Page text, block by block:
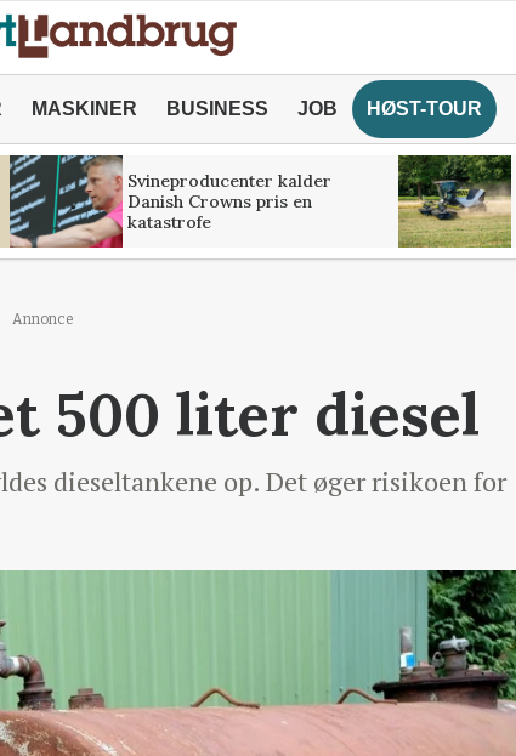
MASKINER BUSINESS JOB HØST-TOUR
Svineproducenter kalder
Danish Crowns pris en
katastrofe
Annonce
500 liter diesel
dieseltankene op. Det øger risikoen for